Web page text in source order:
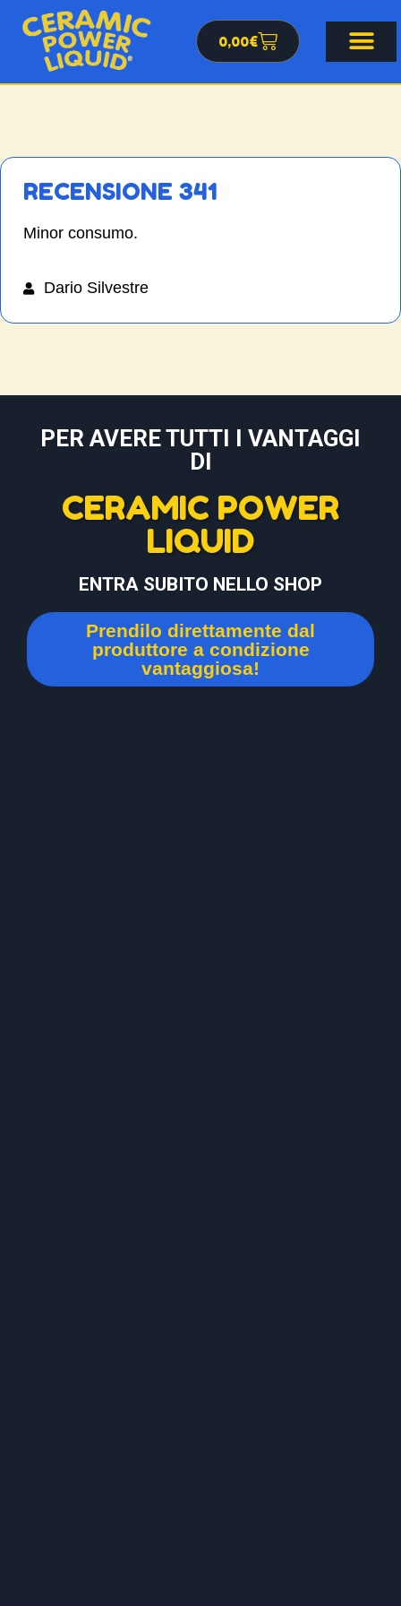
0,00€
RECENSIONE 341
Minor consumo.
Dario Silvestre
PER AVERE TUTTI I VANTAGGI
DI
CERAMIC POWER
LIQUID
ENTRA SUBITO NELLO SHOP
Prendilo direttamente dal
produttore a condizione
vantaggiosa!